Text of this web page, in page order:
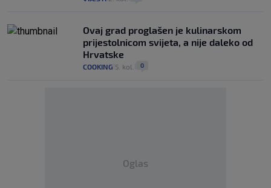
Ovaj grad proglašen je kulinarskom
prijestolnicom svijeta, a nije daleko od
Hrvatske
COOKING 5. kol. 0
Oglas